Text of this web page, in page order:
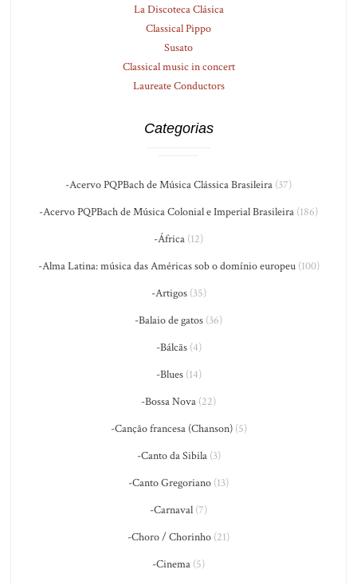
La Discoteca Clásica
Classical Pippo
Susato
Classical music in concert
Laureate Conductors
Categorias
-Acervo PQPBach de Música Clássica Brasileira (37)
-Acervo PQPBach de Música Colonial e Imperial Brasileira (186)
-África (12)
-Alma Latina: música das Américas sob o domínio europeu(100)
-Artigos(35)
-Balaio de gatos (36)
-Bálcãs(4)
-Blues(14)
-Bossa Nova (22)
-Canção francesa (Chanson)(5)
-Canto da Sibila(3)
-Canto Gregoriano (13)
-Carnaval (7)
-Choro / Chorinho (21)
-Cinema (5)